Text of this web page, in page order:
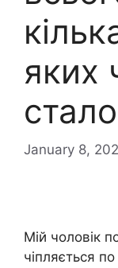
яких
January 8,
Мій чоловік
чіпляється